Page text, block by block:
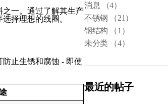
一。通过了解其生产
择理想的线圈。
止生锈和腐蚀 - 即使
消息 （4）
不锈钢 （21）
钢结构 （1）
未分类（4）
最近的帖子